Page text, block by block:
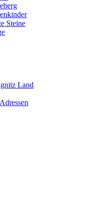
Steine
Land